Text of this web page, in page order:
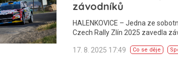
závodníků
HALENKOVICE – Jedna ze
Czech Rally Zlín 2025 zavedla
17. 8. 2025 17:49 Co se děje